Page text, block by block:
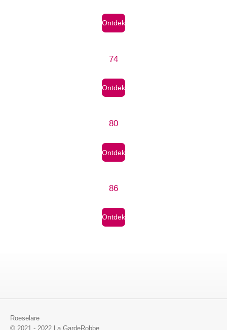
Ontdek
74
Ontdek
80
Ontdek
86
Ontdek
Roeselare
© 2021 - 2022 La GardeRobbe